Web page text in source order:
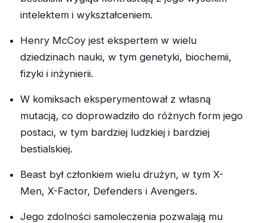
intelektem i wykształceniem.
Henry McCoy jest ekspertem w wielu
dziedzinach nauki, w tym genetyki, biochemii,
fizyki i inżynierii.
W komiksach eksperymentował z własną
mutacją, co doprowadziło do różnych form jego
postaci, w tym bardziej ludzkiej i bardziej
bestialskiej.
Beast był członkiem wielu drużyn, w tym X-
Men, X-Factor, Defenders i Avengers.
Jego zdolności samoleczenia pozwalają mu